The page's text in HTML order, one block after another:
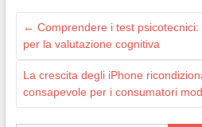
← Comprendere i test
per la valutazione cognitiva
La crescita degli iPhone
consapevole per i consumatori